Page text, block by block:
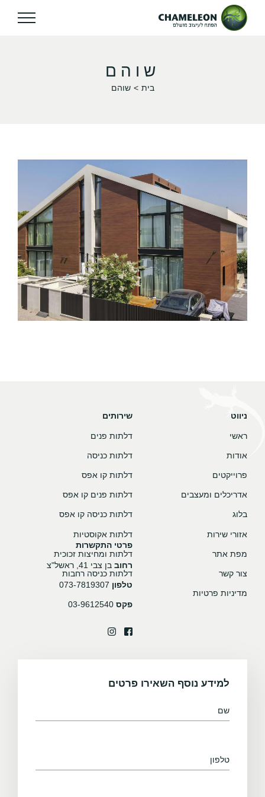
שוהם
בית שוהם
ניווט
ראשי
אודות
פרוייקטים
אדריכלים ומעצבים
בלוג
אזורי שירות
מפת אתר
צור קשר
מדיניות פרטיות
שירותים
דלתות פנים
דלתות כניסה
דלתות קו אפס
דלתות פנים קו אפס
דלתות כניסה קו אפס
דלתות אקוסטיות
דלתות ומחיצות זכוכית
דלתות כניסה רחבות
פרטי התקשרות
רחוב בן צבי 41, ראשל"צ
טלפון 073-7819307
פקס 03-9612540
למידע נוסף השאירו פרטים